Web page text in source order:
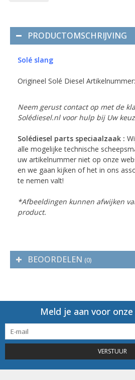
PRODUCTOMSCHRIJVING
Solé slang
Origineel Solé Diesel Artikelnummer:
Neem gerust contact op met de
Solédiesel.nl voor hulp bij Uw
Solédiesel parts speciaalzaak :
alle mogelijke technische
uw artikelnummer niet op onze
en we gaan kijken of het in ons
te nemen valt!
*Afbeeldingen kunnen afwijken
product.
BEOORDELEN (0)
Meld je aan voor
VERSTUUR